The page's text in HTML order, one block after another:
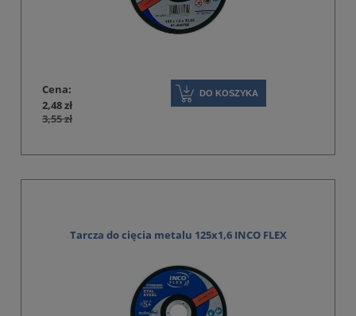
Cena:
2,48 zł
3,55 zł
DO KOSZYKA
Tarcza do cięcia metalu 125x1,6 INCO FLEX